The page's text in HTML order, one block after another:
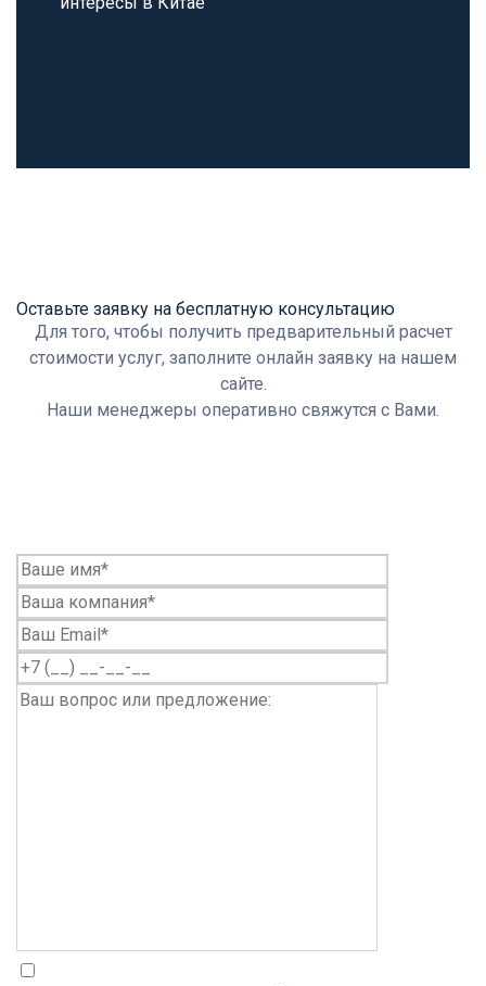
Оставьте заявку на бесплатную консультацию
Для того, чтобы получить предварительный расчет
стоимости услуг, заполните онлайн заявку на нашем
сайте.
Наши менеджеры оперативно свяжутся с Вами.